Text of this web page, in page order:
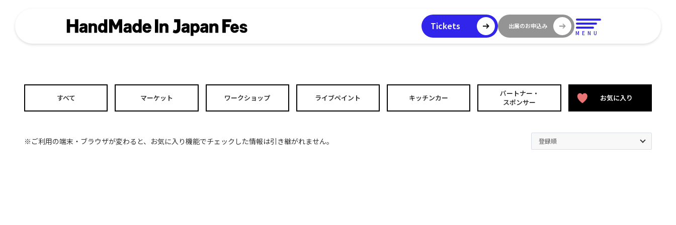
Tickets 出展のお申込み
MENU
すべて マーケット ワークショップ ライブペイント キッチンカー
パートナー・
スポンサー
お気に入り
※ご利用の端末・ブラウザが変わると、お気に入り機能でチェックした情報は引き継がれません。